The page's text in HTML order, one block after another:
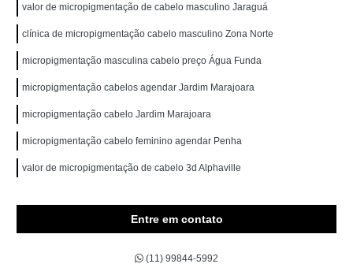
valor de micropigmentação de cabelo masculino Jaraguá
clínica de micropigmentação cabelo masculino Zona Norte
micropigmentação masculina cabelo preço Água Funda
micropigmentação cabelos agendar Jardim Marajoara
micropigmentação cabelo Jardim Marajoara
micropigmentação cabelo feminino agendar Penha
valor de micropigmentação de cabelo 3d Alphaville
Entre em contato
(11) 99844-5992